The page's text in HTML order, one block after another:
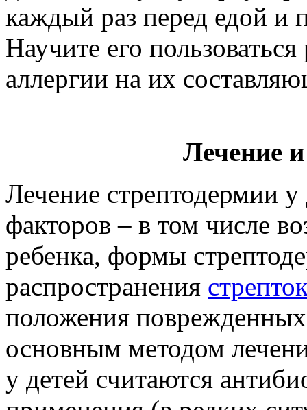
каждый раз перед едой и
Научите его
аллергии на их
Лечение
Лечение стрептодермии у
факторов – в том числе
ребенка, формы
распространения
положения
основным методом
у детей считаются